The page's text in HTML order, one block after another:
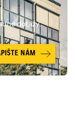
dotazy.
NÁM